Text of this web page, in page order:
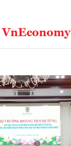
VnEconomy